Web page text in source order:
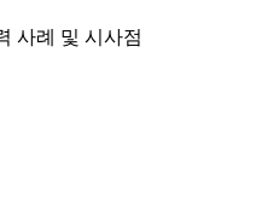
사례 및 시사점